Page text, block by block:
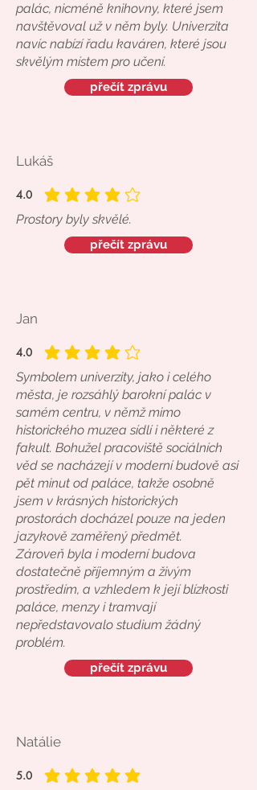
palác, nicméně knihovny, které jsem
navštěvoval už v něm byly. Univerzita
navíc nabízí řadu kaváren, které jsou
skvělým místem pro učení.
přečít zprávu
Lukáš
4.0
průměrné hodnocení je 4 z 5
Prostory byly skvělé.
přečít zprávu
Jan
4.0
průměrné hodnocení je 4 z 5
Symbolem univerzity, jako i celého
města, je rozsáhlý barokní palác v
samém centru, v němž mimo
historického muzea sídlí i některé z
fakult. Bohužel pracoviště sociálních
věd se nacházejí v moderní budově asi
pět minut od paláce, takže osobně
jsem v krásných historických
prostorách docházel pouze na jeden
jazykově zaměřený předmět.
Zároveň byla i moderní budova
dostatečně příjemným a živým
prostředím, a vzhledem k její blízkosti
paláce, menzy i tramvají
nepředstavovalo studium žádný
problém.
přečít zprávu
Natálie
5.0
průměrné hodnocení je 5 z 5